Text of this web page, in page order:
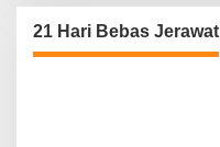
21 Hari Bebas Jerawat